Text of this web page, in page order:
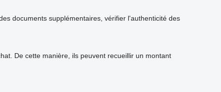
documents supplémentaires, vérifier l'authenticité des
De cette manière, ils peuvent recueillir un montant